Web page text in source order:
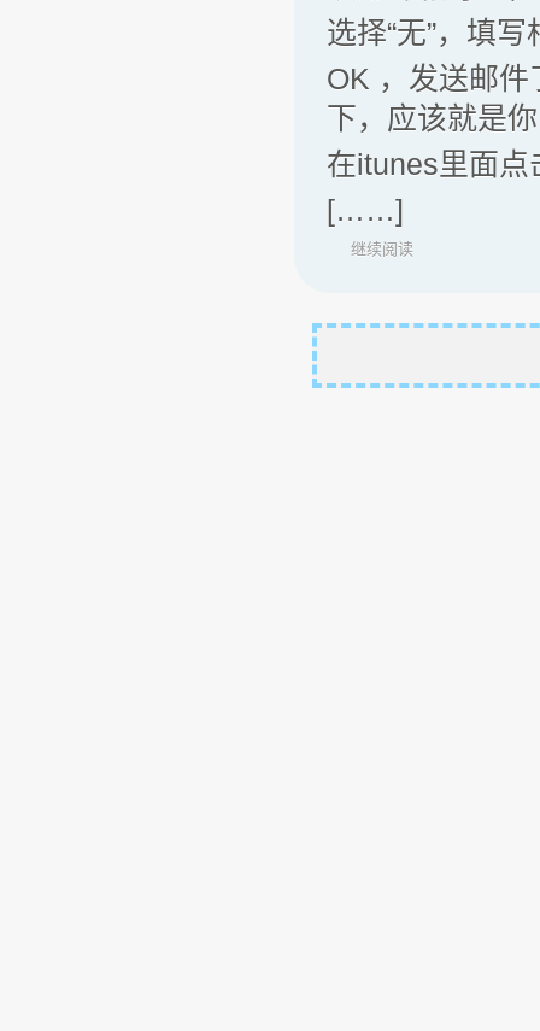
选择“无”，填
OK ，发送邮
下，应该就是
在itunes里面点
[……]
继续阅读